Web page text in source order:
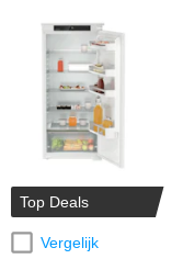
Top Deals
Vergelijk